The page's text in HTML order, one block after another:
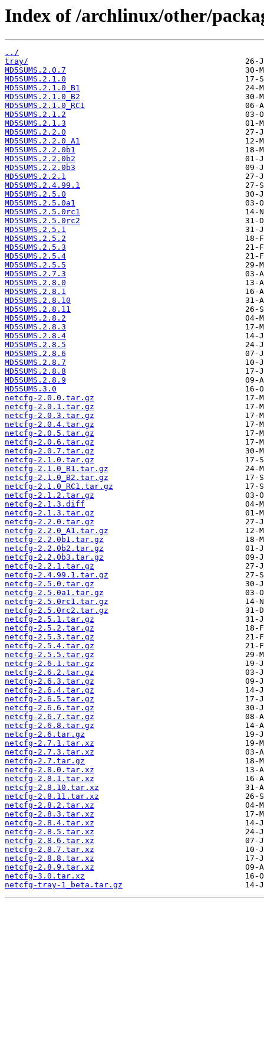
Index of /archlinux/other/
../
tray/
MD5SUMS.2.0.7
MD5SUMS.2.1.0
MD5SUMS.2.1.0_B1
MD5SUMS.2.1.0_B2
MD5SUMS.2.1.0_RC1
MD5SUMS.2.1.2
MD5SUMS.2.1.3
MD5SUMS.2.2.0
MD5SUMS.2.2.0_A1
MD5SUMS.2.2.0b1
MD5SUMS.2.2.0b2
MD5SUMS.2.2.0b3
MD5SUMS.2.2.1
MD5SUMS.2.4.99.1
MD5SUMS.2.5.0
MD5SUMS.2.5.0a1
MD5SUMS.2.5.0rc1
MD5SUMS.2.5.0rc2
MD5SUMS.2.5.1
MD5SUMS.2.5.2
MD5SUMS.2.5.3
MD5SUMS.2.5.4
MD5SUMS.2.5.5
MD5SUMS.2.7.3
MD5SUMS.2.8.0
MD5SUMS.2.8.1
MD5SUMS.2.8.10
MD5SUMS.2.8.11
MD5SUMS.2.8.2
MD5SUMS.2.8.3
MD5SUMS.2.8.4
MD5SUMS.2.8.5
MD5SUMS.2.8.6
MD5SUMS.2.8.7
MD5SUMS.2.8.8
MD5SUMS.2.8.9
MD5SUMS.3.0
netcfg-2.0.0.tar.gz
netcfg-2.0.1.tar.gz
netcfg-2.0.3.tar.gz
netcfg-2.0.4.tar.gz
netcfg-2.0.5.tar.gz
netcfg-2.0.6.tar.gz
netcfg-2.0.7.tar.gz
netcfg-2.1.0.tar.gz
netcfg-2.1.0_B1.tar.gz
netcfg-2.1.0_B2.tar.gz
netcfg-2.1.0_RC1.tar.gz
netcfg-2.1.2.tar.gz
netcfg-2.1.3.diff
netcfg-2.1.3.tar.gz
netcfg-2.2.0.tar.gz
netcfg-2.2.0_A1.tar.gz
netcfg-2.2.0b1.tar.gz
netcfg-2.2.0b2.tar.gz
netcfg-2.2.0b3.tar.gz
netcfg-2.2.1.tar.gz
netcfg-2.4.99.1.tar.gz
netcfg-2.5.0.tar.gz
netcfg-2.5.0a1.tar.gz
netcfg-2.5.0rc1.tar.gz
netcfg-2.5.0rc2.tar.gz
netcfg-2.5.1.tar.gz
netcfg-2.5.2.tar.gz
netcfg-2.5.3.tar.gz
netcfg-2.5.4.tar.gz
netcfg-2.5.5.tar.gz
netcfg-2.6.1.tar.gz
netcfg-2.6.2.tar.gz
netcfg-2.6.3.tar.gz
netcfg-2.6.4.tar.gz
netcfg-2.6.5.tar.gz
netcfg-2.6.6.tar.gz
netcfg-2.6.7.tar.gz
netcfg-2.6.8.tar.gz
netcfg-2.6.tar.gz
netcfg-2.7.1.tar.xz
netcfg-2.7.3.tar.xz
netcfg-2.7.tar.gz
netcfg-2.8.0.tar.xz
netcfg-2.8.1.tar.xz
netcfg-2.8.10.tar.xz
netcfg-2.8.11.tar.xz
netcfg-2.8.2.tar.xz
netcfg-2.8.3.tar.xz
netcfg-2.8.4.tar.xz
netcfg-2.8.5.tar.xz
netcfg-2.8.6.tar.xz
netcfg-2.8.7.tar.xz
netcfg-2.8.8.tar.xz
netcfg-2.8.9.tar.xz
netcfg-3.0.tar.xz
netcfg-tray-1_beta.tar.gz